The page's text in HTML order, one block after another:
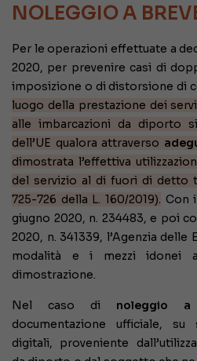
NOLEGGIO A
Per le operazioni effettuate a
2020, per prevenire casi di
imposizione o di distorsione di
luogo della prestazione dei
alle imbarcazioni da diporto
dell’UE qualora attraverso
dimostrata l’effettiva
del servizio al di fuori di detto
725-726 della L. 160/2019). Con
giugno 2020, n. 234483, e poi
2020, n. 341339, l’Agenzia delle
modalità e i mezzi idonei
dimostrazione.
Nel caso di noleggio
documentazione ufficiale,
digitali, proveniente